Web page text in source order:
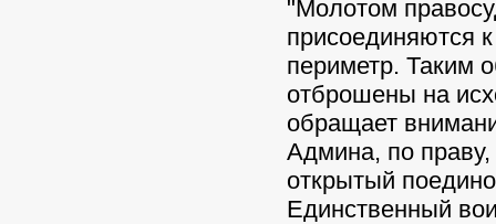
"Молотом
присоединяются
периметр. Таким
отброшены на
обращает
Админа, по
открытый
Единственный